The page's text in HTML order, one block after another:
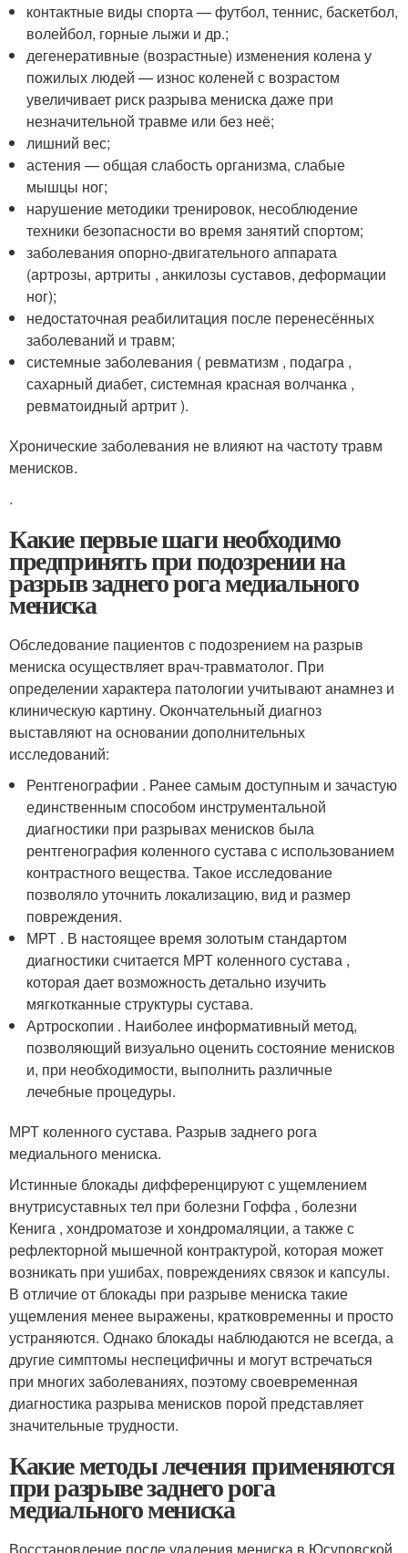
контактные виды спорта — футбол, теннис, баскетбол,
волейбол, горные лыжи и др.;
дегенеративные (возрастные) изменения колена у
пожилых людей — износ коленей с возрастом
увеличивает риск разрыва мениска даже при
незначительной травме или без неё;
лишний вес;
астения — общая слабость организма, слабые
мышцы ног;
нарушение методики тренировок, несоблюдение
техники безопасности во время занятий спортом;
заболевания опорно-двигательного аппарата
(артрозы, артриты , анкилозы суставов, деформации
ног);
недостаточная реабилитация после перенесённых
заболеваний и травм;
системные заболевания ( ревматизм , подагра ,
сахарный диабет, системная красная волчанка ,
ревматоидный артрит ).
Хронические заболевания не влияют на частоту травм
менисков.
.
Какие первые шаги необходимо
предпринять при подозрении на
разрыв заднего рога медиального
мениска
Обследование пациентов с подозрением на разрыв
мениска осуществляет врач-травматолог. При
определении характера патологии учитывают анамнез и
клиническую картину. Окончательный диагноз
выставляют на основании дополнительных
исследований:
Рентгенографии . Ранее самым доступным и зачастую
единственным способом инструментальной
диагностики при разрывах менисков была
рентгенография коленного сустава с использованием
контрастного вещества. Такое исследование
позволяло уточнить локализацию, вид и размер
повреждения.
МРТ . В настоящее время золотым стандартом
диагностики считается МРТ коленного сустава ,
которая дает возможность детально изучить
мягкотканные структуры сустава.
Артроскопии . Наиболее информативный метод,
позволяющий визуально оценить состояние менисков
и, при необходимости, выполнить различные
лечебные процедуры.
МРТ коленного сустава. Разрыв заднего рога
медиального мениска.
Истинные блокады дифференцируют с ущемлением
внутрисуставных тел при болезни Гоффа , болезни
Кенига , хондроматозе и хондромаляции, а также с
рефлекторной мышечной контрактурой, которая может
возникать при ушибах, повреждениях связок и капсулы.
В отличие от блокады при разрыве мениска такие
ущемления менее выражены, кратковременны и просто
устраняются. Однако блокады наблюдаются не всегда, а
другие симптомы неспецифичны и могут встречаться
при многих заболеваниях, поэтому своевременная
диагностика разрыва менисков порой представляет
значительные трудности.
Какие методы лечения применяются
при разрыве заднего рога
медиального мениска